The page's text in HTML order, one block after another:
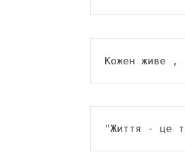
Кожен живе
"Життя - це